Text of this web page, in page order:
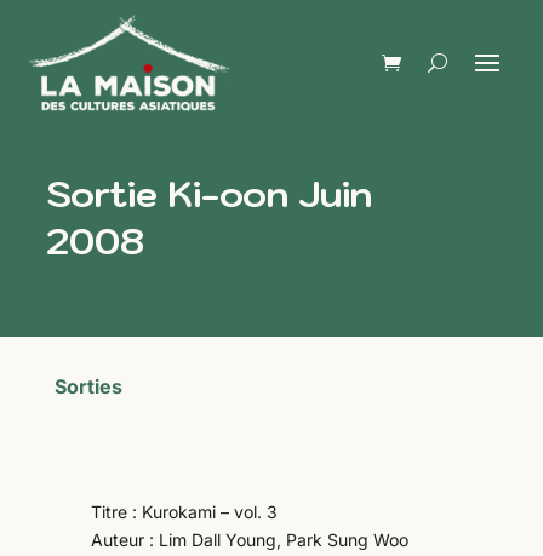
Sortie Ki-oon Juin
2008
Sorties
Titre : Kurokami – vol. 3
Auteur : Lim Dall Young, Park Sung Woo